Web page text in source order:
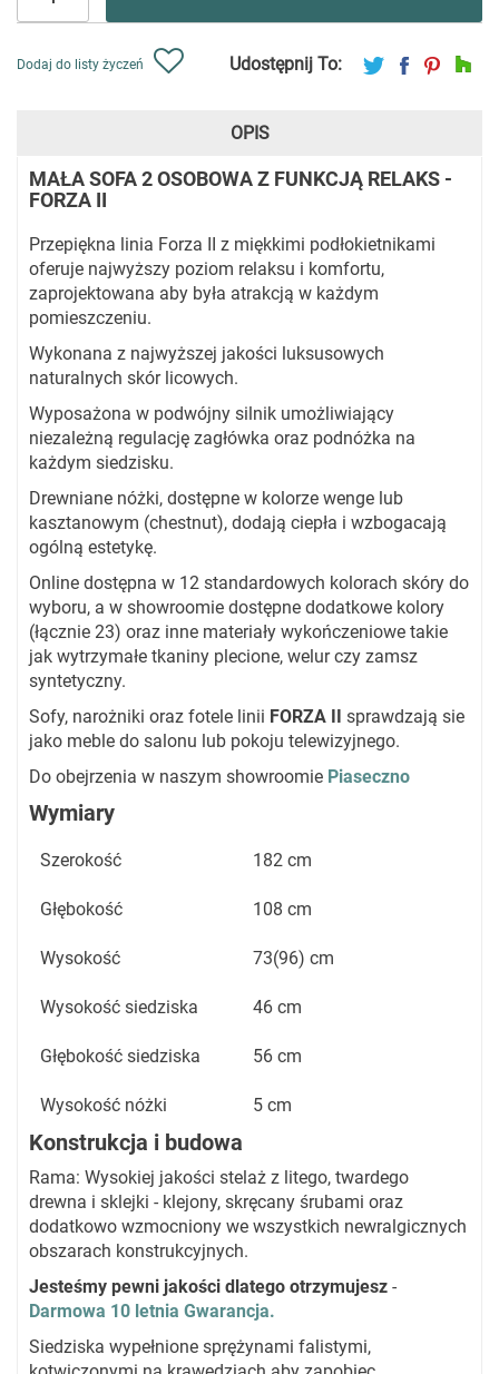
Dodaj do listy życzeń Udostępnij To:
OPIS
MAŁA SOFA 2 OSOBOWA Z FUNKCJĄ RELAKS -
FORZA II
Przepiękna linia Forza II z miękkimi podłokietnikami
oferuje najwyższy poziom relaksu i komfortu,
zaprojektowana aby była atrakcją w każdym
pomieszczeniu.
Wykonana z najwyższej jakości luksusowych
naturalnych skór licowych.
Wyposażona w podwójny silnik umożliwiający
niezależną regulację zagłówka oraz podnóżka na
każdym siedzisku.
Drewniane nóżki, dostępne w kolorze wenge lub
kasztanowym (chestnut), dodają ciepła i wzbogacają
ogólną estetykę.
Online dostępna w 12 standardowych kolorach skóry do
wyboru, a w showroomie dostępne dodatkowe kolory
(łącznie 23) oraz inne materiały wykończeniowe takie
jak wytrzymałe tkaniny plecione, welur czy zamsz
syntetyczny.
Sofy, narożniki oraz fotele linii FORZA II sprawdzają sie
jako meble do salonu lub pokoju telewizyjnego.
Do obejrzenia w naszym showroomie Piaseczno
Wymiary
Szerokość 182 cm
Głębokość 108 cm
Wysokość 73(96) cm
Wysokość siedziska 46 cm
Głębokość siedziska 56 cm
Wysokość nóżki 5 cm
Konstrukcja i budowa
Rama: Wysokiej jakości stelaż z litego, twardego
drewna i sklejki - klejony, skręcany śrubami oraz
dodatkowo wzmocniony we wszystkich newralgicznych
obszarach konstrukcyjnych.
Jesteśmy pewni jakości dlatego otrzymujesz -
Darmowa 10 letnia Gwarancja.
Siedziska wypełnione sprężynami falistymi,